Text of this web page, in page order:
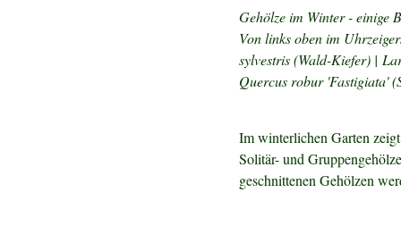
Gehölze im Winter - einige
Von links oben im
sylvestris (Wald-Kiefer) |
Quercus robur 'Fastigiata'
Im winterlichen Garten
Solitär- und
geschnittenen Gehölzen